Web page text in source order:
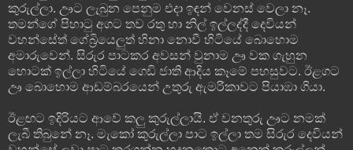
කුරුල්ලා. ඌට ලැබුන පෙනුම එදා ඉඳන් වෙනස් වෙලා නෑ.
තමන්ගේ පිහාටු අගට තව රතු හා නිල් ඉල්ලද්දී දෙවියන්
වහන්සේත් ගේබ්‍රියෙලුත් හිනා නොවී හිටියේ බොහොම
අමාරුවෙන්. සිරුර පාටකර අවසන් වුනාම ඌ වක ගැහුන
හොටක් ඉල්ලා හිටියේ ගෙඩි ජාති ආදිය කෑමේ පහසුවට. ඊළගට
ඌ බොහොම ආඩම්බරයෙන් උතුරු ඇමරිකාවට පියාඹා ගියා.
ඊළඟට ඉදිරියට ආවේ කලු කුරුල්ලායි. ඒ වනතුරු ඌට නමක්
ලැබී තිබුනේ නෑ. මැකෝ කුරුල්ලා පාට ඉල්ලා තම සිරුර දෙවියන්